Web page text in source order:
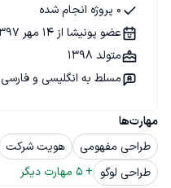
مهارت‌ها
طراحی مفهومی
هویت شرکت
طراحی لوگو +
5 مهارت دیگر
0 پروژه انجام شده
عضو پونیشا از 14 مهر 1397
متولد 1398
مسلط به انگلیسی و فارسی